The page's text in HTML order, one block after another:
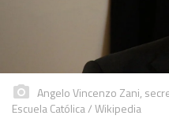
Angelo Vincenzo Zani,
Escuela Católica / Wikipedia